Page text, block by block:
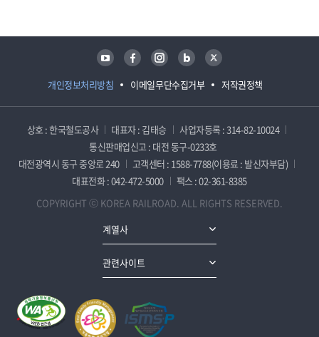
개인정보처리방침 이메일무단수집거부 저작권정책
유튜브 페이스북 인스타그램 블로그 트위터
상호 : 한국철도공사 대표자 : 김태승
사업자등록 : 314-82-10024
통신판매업신고 : 대전 동구-0233호
대전광역시 동구 중앙로 240
고객센터 : 1588-7788(이용료 : 발신자부담)
대표전화 : 042-472-5000
팩스 : 02-361-8385
COPYRIGHT ⓒ KOREA RAILROAD. ALL RIGHTS RESERVED.
계열사
관련사이트